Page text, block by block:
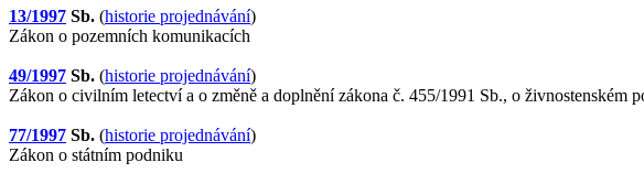
13/1997 Sb. (historie projednávání)
Zákon o pozemních komunikacích
49/1997 Sb. (historie projednávání)
Zákon o civilním letectví a o změně a doplnění zákona č. 455/1991 Sb., o živnostenském
77/1997 Sb. (historie projednávání)
Zákon o státním podniku